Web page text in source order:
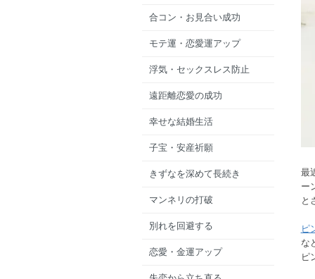
合コン・お見合い成功
モテ運・恋愛運アップ
浮気・セックスレス防止
遠距離恋愛の成功
幸せな結婚生活
子宝・安産祈願
きずなを深めて長続き
マンネリの打破
別れを回避する
恋愛・金運アップ
最
ー
と
ピ
な
ピ